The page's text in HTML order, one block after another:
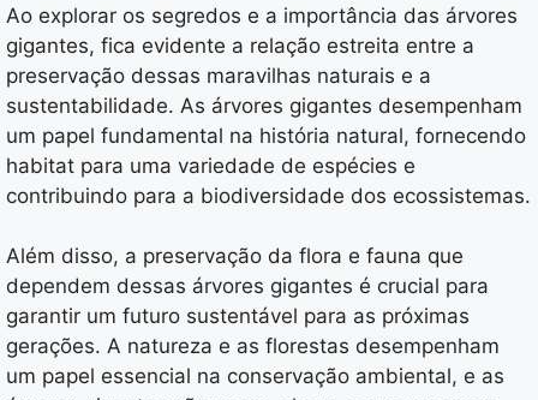
Ao explorar os segredos e a importância das árvores
gigantes, fica evidente a relação estreita entre a
preservação dessas maravilhas naturais e a
sustentabilidade. As árvores gigantes desempenham
um papel fundamental na história natural, fornecendo
habitat para uma variedade de espécies e
contribuindo para a biodiversidade dos ecossistemas.
Além disso, a preservação da flora e fauna que
dependem dessas árvores gigantes é crucial para
garantir um futuro sustentável para as próximas
gerações. A natureza e as florestas desempenham
um papel essencial na conservação ambiental, e as